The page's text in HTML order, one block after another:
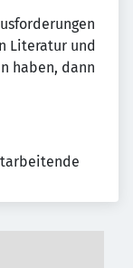
Literatur und
haben, dann